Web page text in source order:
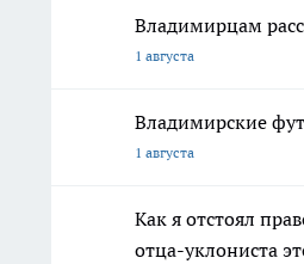
Владимирцам
1 августа
Владимирские
1 августа
Как я отстоял
отца-уклониста